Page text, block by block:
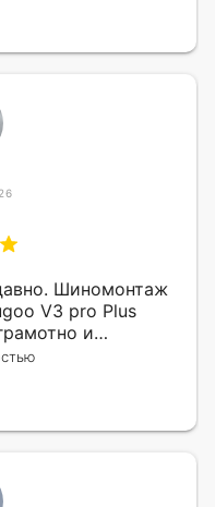
Шиномонтаж
V3 pro Plus
и
оперативно и